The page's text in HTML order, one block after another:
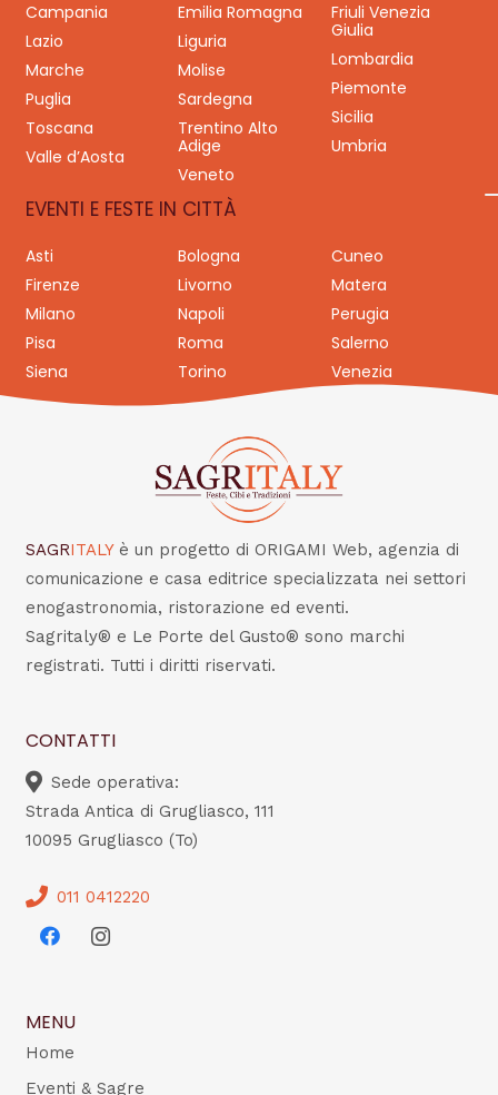
Campania
Emilia Romagna
Friuli Venezia
Giulia
Lazio
Liguria
Lombardia
Marche
Molise
Piemonte
Puglia
Sardegna
Sicilia
Toscana
Trentino Alto
Adige
Umbria
Valle d’Aosta
Veneto
EVENTI E FESTE IN CITTÀ
Asti Bologna
Cuneo
Firenze
Livorno
Matera
Milano
Napoli
Perugia
Pisa
Roma
Salerno
Siena
Torino Venezia
SAGRITALY è un progetto di ORIGAMI Web, agenzia di
comunicazione e casa editrice specializzata nei settori
enogastronomia, ristorazione ed eventi.
Sagritaly® e Le Porte del Gusto® sono marchi
registrati. Tutti i diritti riservati.
CONTATTI
Sede operativa:
Strada Antica di Grugliasco, 111
10095 Grugliasco (To)
011 0412220
MENU
Home
Eventi & Sagre